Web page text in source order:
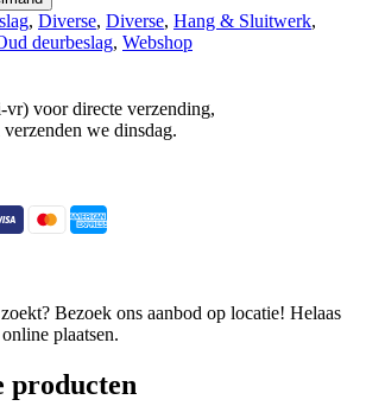
, Diverse, Diverse, Hang & Sluitwerk,
deurbeslag, Webshop
voor directe verzending,
we dinsdag.
Bezoek ons aanbod op locatie! Helaas
plaatsen.
producten